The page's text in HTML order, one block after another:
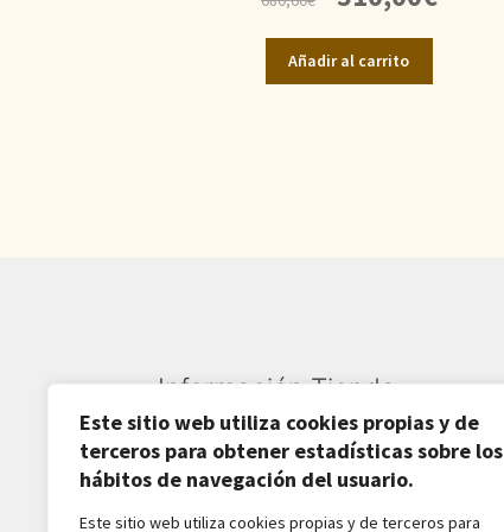
Este sitio web utiliza cookies propias y de
terceros para obtener estadísticas sobre los
hábitos de navegación del usuario.
Este sitio web utiliza cookies propias y de terceros para
precio
original
era:
680,00€.
precio
Añadir al carrito
Información Tienda
Sardarán SL CIF: B82809781
Av. Pirineos 27, Nave 6
San Sebastián de los Reyes